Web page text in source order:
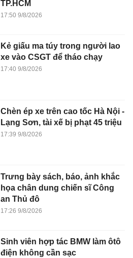
TP.HCM
17:50 9/8/2026
Kẻ giấu ma túy trong người lao
xe vào CSGT để tháo chạy
17:40 9/8/2026
Chèn ép xe trên cao tốc Hà Nội -
Lạng Sơn, tài xế bị phạt 45 triệu
17:39 9/8/2026
Trưng bày sách, báo, ảnh khắc
họa chân dung chiến sĩ Công
an Thủ đô
17:26 9/8/2026
Sinh viên hợp tác BMW làm ôtô
điện không cần sạc